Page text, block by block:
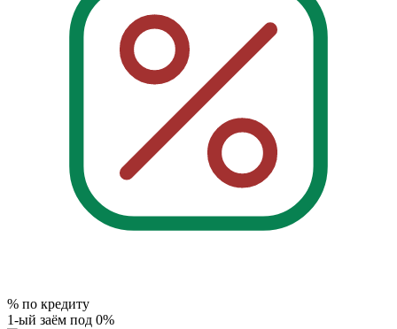
% по кредиту
1-ый заём под 0%